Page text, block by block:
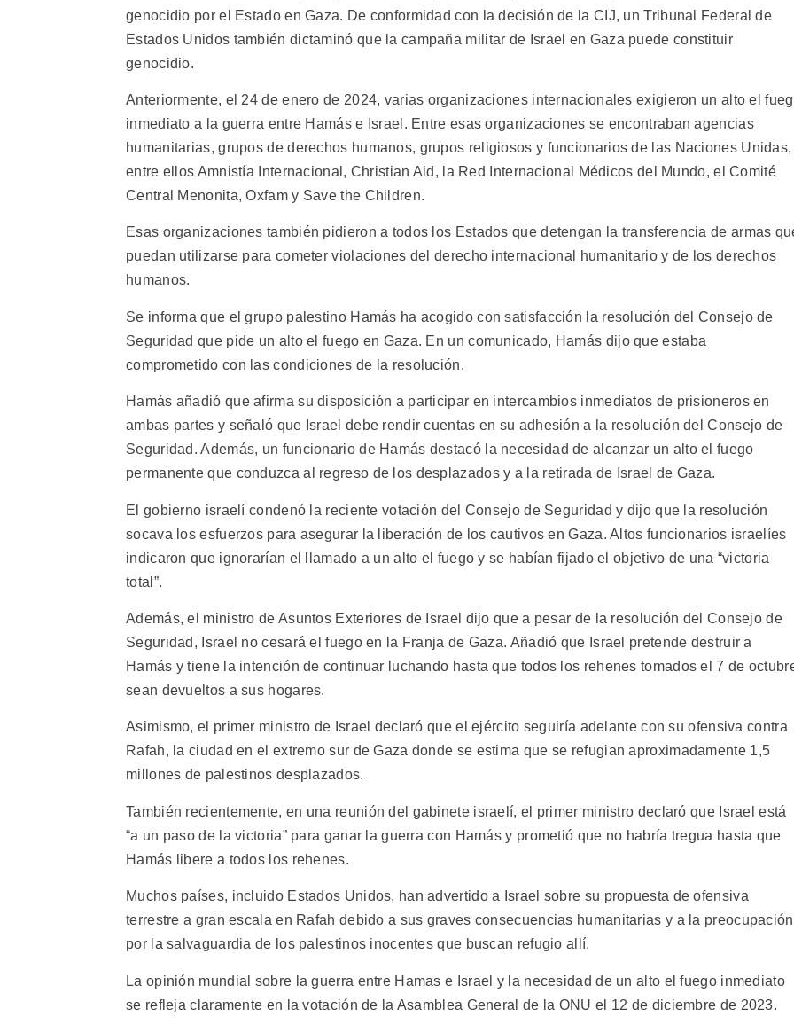
genocidio por el Estado en Gaza. De conformidad con la decisión de la CIJ, un Tribunal Federal de
Estados Unidos también dictaminó que la campaña militar de Israel en Gaza puede constituir
genocidio.
Anteriormente, el 24 de enero de 2024, varias organizaciones internacionales exigieron un alto el
inmediato a la guerra entre Hamás e Israel. Entre esas organizaciones se encontraban agencias
humanitarias, grupos de derechos humanos, grupos religiosos y funcionarios de las Naciones Unidas,
entre ellos Amnistía Internacional, Christian Aid, la Red Internacional Médicos del Mundo, el Comité
Central Menonita, Oxfam y Save the Children.
Esas organizaciones también pidieron a todos los Estados que detengan la transferencia de armas
puedan utilizarse para cometer violaciones del derecho internacional humanitario y de los derechos
humanos.
Se informa que el grupo palestino Hamás ha acogido con satisfacción la resolución del Consejo de
Seguridad que pide un alto el fuego en Gaza. En un comunicado, Hamás dijo que estaba
comprometido con las condiciones de la resolución.
Hamás añadió que afirma su disposición a participar en intercambios inmediatos de prisioneros en
ambas partes y señaló que Israel debe rendir cuentas en su adhesión a la resolución del Consejo de
Seguridad. Además, un funcionario de Hamás destacó la necesidad de alcanzar un alto el fuego
permanente que conduzca al regreso de los desplazados y a la retirada de Israel de Gaza.
El gobierno israelí condenó la reciente votación del Consejo de Seguridad y dijo que la resolución
socava los esfuerzos para asegurar la liberación de los cautivos en Gaza. Altos funcionarios israelíes
indicaron que ignorarían el llamado a un alto el fuego y se habían fijado el objetivo de una “victoria
total”.
Además, el ministro de Asuntos Exteriores de Israel dijo que a pesar de la resolución del Consejo de
Seguridad, Israel no cesará el fuego en la Franja de Gaza. Añadió que Israel pretende destruir a
Hamás y tiene la intención de continuar luchando hasta que todos los rehenes tomados el 7 de
sean devueltos a sus hogares.
Asimismo, el primer ministro de Israel declaró que el ejército seguiría adelante con su ofensiva contra
Rafah, la ciudad en el extremo sur de Gaza donde se estima que se refugian aproximadamente 1,5
millones de palestinos desplazados.
También recientemente, en una reunión del gabinete israelí, el primer ministro declaró que Israel está
“a un paso de la victoria” para ganar la guerra con Hamás y prometió que no habría tregua hasta que
Hamás libere a todos los rehenes.
Muchos países, incluido Estados Unidos, han advertido a Israel sobre su propuesta de ofensiva
terrestre a gran escala en Rafah debido a sus graves consecuencias humanitarias y a la preocupación
por la salvaguardia de los palestinos inocentes que buscan refugio allí.
La opinión mundial sobre la guerra entre Hamas e Israel y la necesidad de un alto el fuego inmediato
se refleja claramente en la votación de la Asamblea General de la ONU el 12 de diciembre de 2023.